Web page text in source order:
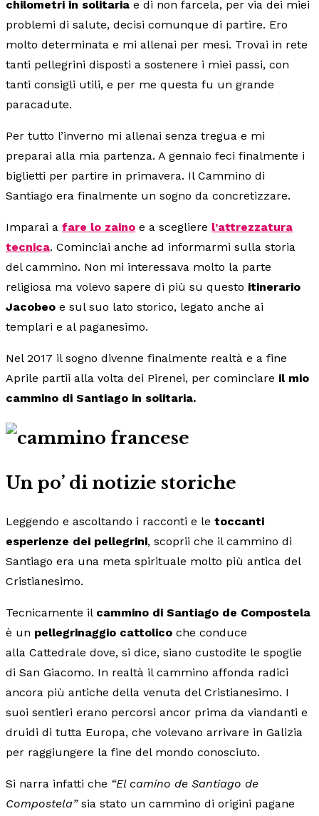
chilometri in solitaria e di non farcela, per via dei miei
problemi di salute, decisi comunque di partire. Ero
molto determinata e mi allenai per mesi. Trovai in rete
tanti pellegrini disposti a sostenere i miei passi, con
tanti consigli utili, e per me questa fu un grande
paracadute.
Per tutto l’inverno mi allenai senza tregua e mi
preparai alla mia partenza. A gennaio feci finalmente i
biglietti per partire in primavera. Il Cammino di
Santiago era finalmente un sogno da concretizzare.
Imparai a fare lo zaino e a scegliere l’attrezzatura
tecnica. Cominciai anche ad informarmi sulla storia
del cammino. Non mi interessava molto la parte
religiosa ma volevo sapere di più su questo itinerario
Jacobeo e sul suo lato storico, legato anche ai
templari e al paganesimo.
Nel 2017 il sogno divenne finalmente realtà e a fine
Aprile partii alla volta dei Pirenei, per cominciare il mio
cammino di Santiago in solitaria.
Un po’ di notizie storiche
Leggendo e ascoltando i racconti e le toccanti
esperienze dei pellegrini, scoprii che il cammino di
Santiago era una meta spirituale molto più antica del
Cristianesimo.
Tecnicamente il cammino di Santiago de Compostela
è un pellegrinaggio cattolico che conduce
alla Cattedrale dove, si dice, siano custodite le spoglie
di San Giacomo. In realtà il cammino affonda radici
ancora più antiche della venuta del Cristianesimo. I
suoi sentieri erano percorsi ancor prima da viandanti e
druidi di tutta Europa, che volevano arrivare in Galizia
per raggiungere la fine del mondo conosciuto.
Si narra infatti che “El camino de Santiago de
Compostela”sia stato un cammino di origini pagane